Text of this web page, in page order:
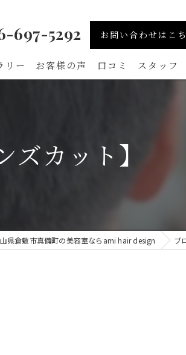
697-5292 お問い合わせはこ
リー お客様の声 口コミ スタッフ
ズカット】
県倉敷市真備町の美容室ならami hair design ブ